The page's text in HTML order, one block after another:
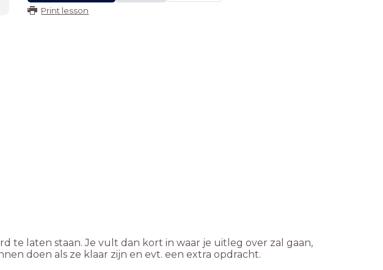
Print lesson
te laten staan. Je vult dan kort in waar je uitleg over zal gaan,
doen als ze klaar zijn en evt. een extra opdracht.